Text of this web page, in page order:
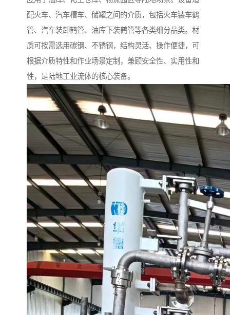
配火车、汽车槽车、储罐之间的介质，包括火车装车鹤
管、汽车装卸鹤管、油库下装鹤管等各类细分品类。材
质可按需选用碳钢、不锈钢，结构灵活、操作便捷，可
根据介质特性和作业场景定制，兼顾安全性、实用性和
性，是陆地工业流体的核心装备。